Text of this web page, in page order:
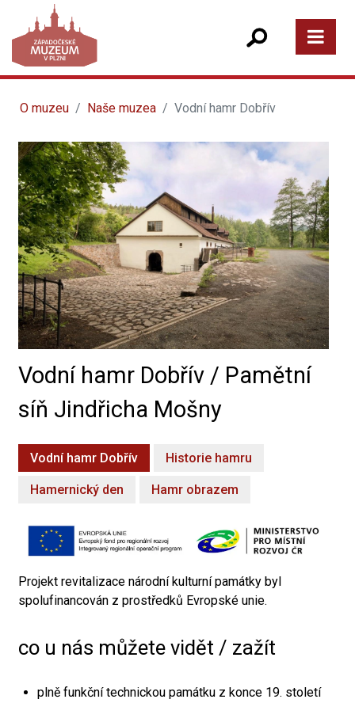
O muzeu Naše muzea Vodní hamr Dobřív
Vodní hamr Dobřív / Pamětní
síň Jindřicha Mošny
Vodní hamr Dobřív Historie hamru
Hamernický den Hamr obrazem
Projekt revitalizace národní kulturní památky byl
spolufinancován z prostředků Evropské unie.
co u nás můžete vidět / zažít
plně funkční technickou památku z konce 19. století